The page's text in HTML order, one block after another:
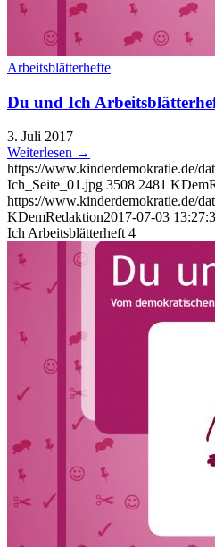
Arbeitsblätterhefte
Du und Ich
3. Juli 2017
Weiterlesen →
https://www.kinderdemokratie.de/
Ich_Seite_01.jpg 3508 2481
https://www.kinderdemokratie.de/
KDemRedaktion2017-07-03
Ich Arbeitsblätterheft 4